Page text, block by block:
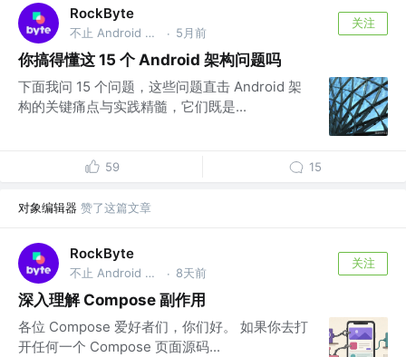
RockByte
不止 Android 工程师 · 5月前
关注
你搞得懂这 15 个 Android 架构问题吗
下面我问 15 个问题，这些问题直击 Android 架
构的关键痛点与实践精髓，它们既是...
59 15
对象编辑器 赞了这篇文章
RockByte
不止 Android 工程师 · 8天前
关注
深入理解 Compose 副作用
各位 Compose 爱好者们，你们好。 如果你去打
开任何一个 Compose 页面源码...